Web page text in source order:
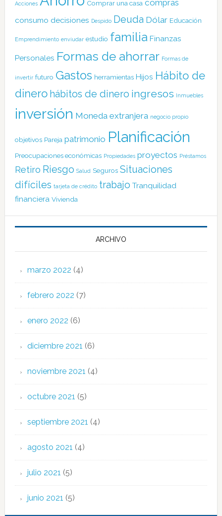
Acciones Comprar una casa compras
consumo decisiones Despido Deuda Dólar Educación
Emprendimiento enviudar estudio familia Finanzas
Personales Formas de ahorrar Formas de
invertir futuro Gastos herramientas Hijos Hábito de
dinero hábitos de dinero ingresos Inmuebles
inversión Moneda extranjera negocio propio
objetivos Pareja patrimonio Planificación
Preocupaciones económicas Propiedades proyectos Préstamos
Retiro Riesgo Salud Seguros Situaciones
difíciles tarjeta de crédito trabajo Tranquilidad
financiera Vivienda
ARCHIVO
marzo 2022 (4)
febrero 2022 (7)
enero 2022 (6)
diciembre 2021 (6)
noviembre 2021 (4)
octubre 2021 (5)
septiembre 2021 (4)
agosto 2021 (4)
julio 2021 (5)
junio 2021 (5)